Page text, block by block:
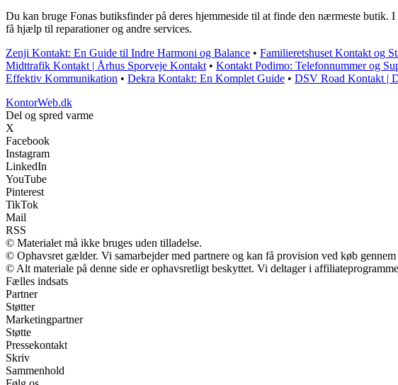
Du kan bruge Fonas butiksfinder på deres hjemmeside til at finde den nærmeste
få hjælp til reparationer og andre services.
Zenji Kontakt: En Guide til Indre Harmoni og Balance • Familieretshuset Kontakt og
Midttrafik Kontakt | Århus Sporveje Kontakt• Kontakt Podimo: Telefonnummer og
Effektiv Kommunikation • Dekra Kontakt: En Komplet Guide • DSV Road Kontakt |
KontorWeb.dk
Del og spred varme
X
Facebook
Instagram
LinkedIn
YouTube
Pinterest
TikTok
Mail
RSS
© Materialet må ikke bruges uden tilladelse.
© Ophavsret gælder. Vi samarbejder med partnere og kan få provision ved køb gennem
© Alt materiale på denne side er ophavsretligt beskyttet. Vi deltager i
Fælles indsats
Partner
Støtter
Marketingpartner
Støtte
Pressekontakt
Skriv
Sammenhold